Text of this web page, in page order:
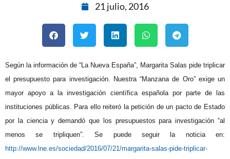
21 julio, 2016
Según la información de “La Nueva España”, Margarita Salas pide triplicar
el presupuesto para investigación. Nuestra “Manzana de Oro” exige un
mayor apoyo a la investigación científica española por parte de las
instituciones públicas. Para ello reiteró la petición de un pacto de Estado
por la ciencia y demandó que los presupuestos para investigación “al
menos se tripliquen”. Se puede seguir la noticia en:
http://www.lne.es/sociedad/2016/07/21/margarita-salas-pide-triplicar-